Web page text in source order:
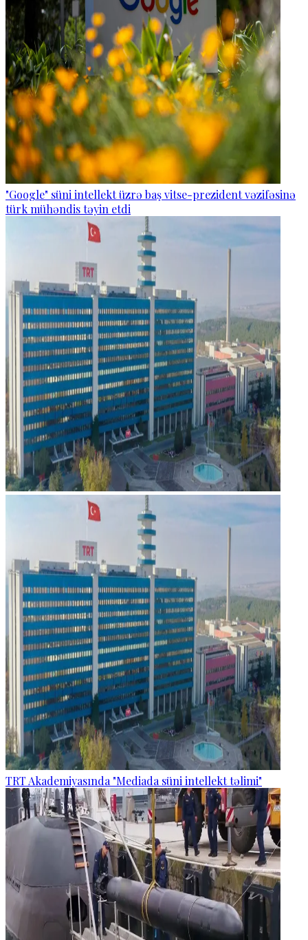
"Google" süni intellekt üzrə baş vitse-prezident vəzifəsinə
türk mühəndis təyin etdi
TRT Akademiyasında "Mediada süni intellekt təlimi"